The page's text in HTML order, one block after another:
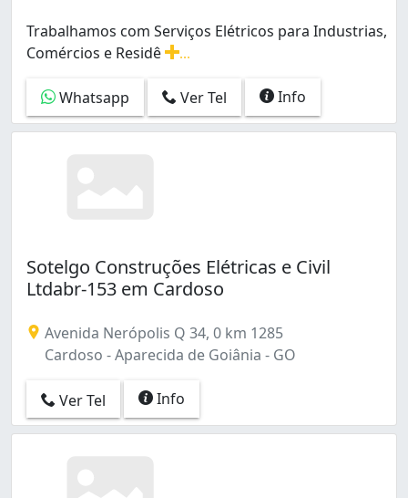
Trabalhamos com Serviços Elétricos para Industrias,
Comércios e Residê
Whatsapp
Ver Tel Info
Sotelgo Construções Elétricas e Civil
Ltdabr-153 em Cardoso
Avenida Nerópolis Q 34, 0 km 1285
Cardoso - Aparecida de Goiânia - GO
Ver Tel Info